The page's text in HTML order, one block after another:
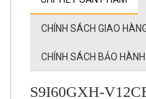
CHI TIẾT SẢN PHẨM
CHÍNH SÁCH BẢO HÀNH